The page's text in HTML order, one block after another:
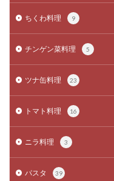
ちくわ料理 9
チンゲン菜料理 5
ツナ缶料理 23
トマト料理 16
ニラ料理 3
パスタ 39